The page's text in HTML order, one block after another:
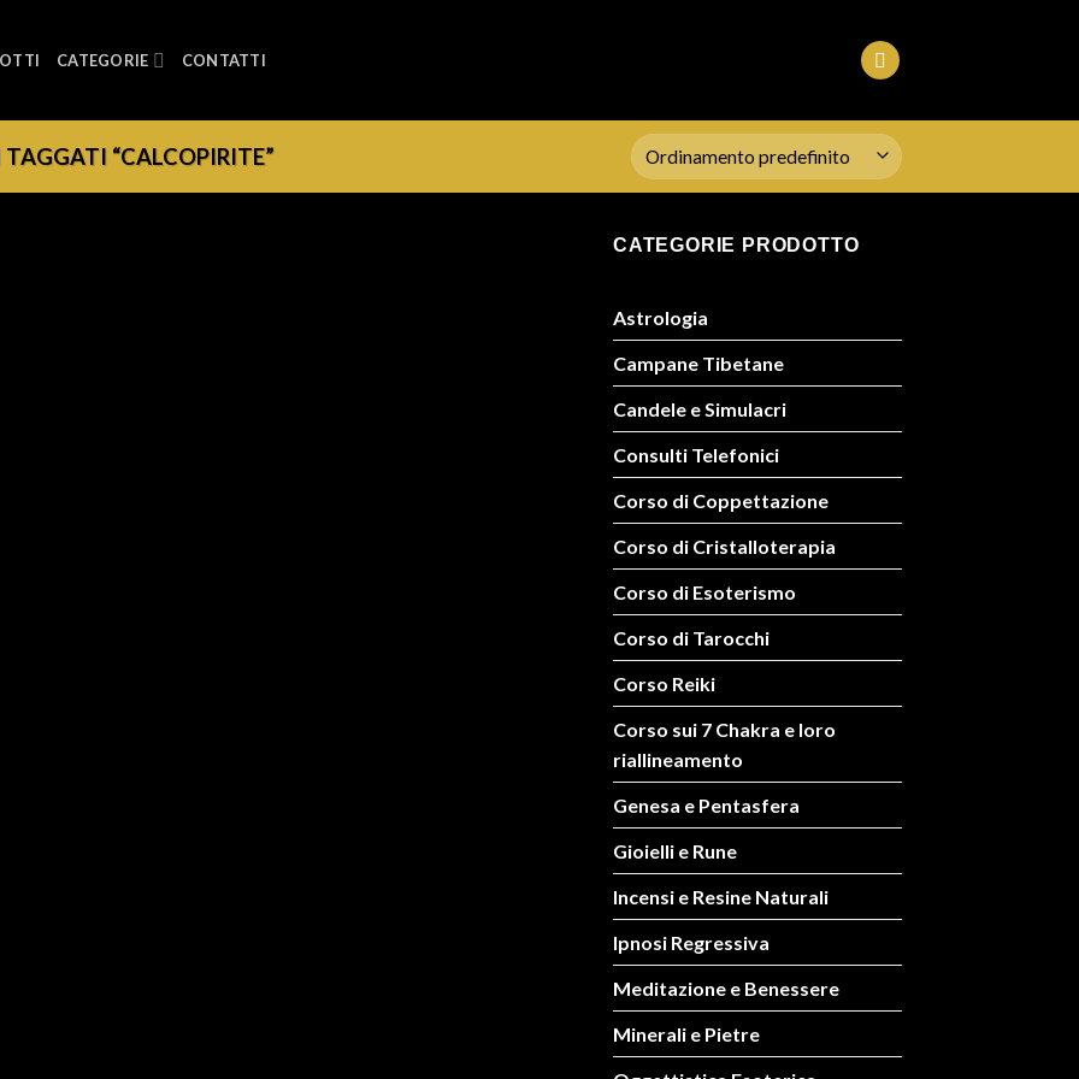
CATEGORIE CONTATTI
“CALCOPIRITE”
CATEGORIE PRODOTTO
Astrologia
Campane Tibetane
Candele e Simulacri
Consulti Telefonici
Corso di Coppettazione
Corso di Cristalloterapia
Corso di Esoterismo
Corso di Tarocchi
Corso Reiki
Corso sui 7 Chakra e loro
riallineamento
Genesa e Pentasfera
Gioielli e Rune
Incensi e Resine Naturali
Ipnosi Regressiva
Meditazione e Benessere
Minerali e Pietre